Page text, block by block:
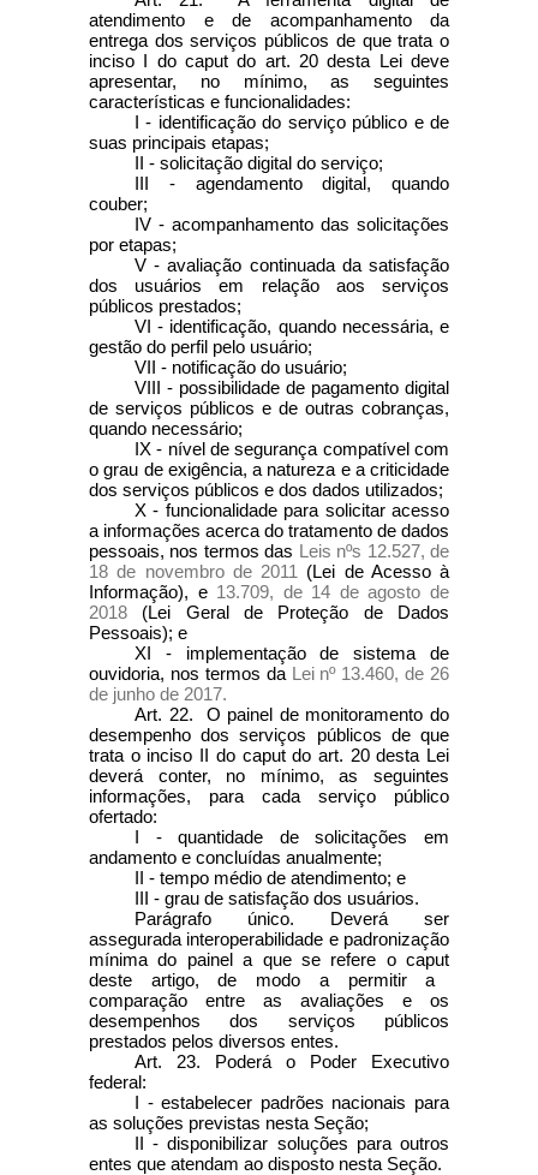
atendimento e de acompanhamento da
entrega dos serviços públicos de que trata o
inciso I do caput do art. 20 desta Lei deve
apresentar, no mínimo, as seguintes
características e funcionalidades:
I - identificação do serviço público e de
suas principais etapas;
II - solicitação digital do serviço;
III - agendamento digital, quando
couber;
IV - acompanhamento das solicitações
por etapas;
V - avaliação continuada da satisfação
dos usuários em relação aos serviços
públicos prestados;
VI - identificação, quando necessária, e
gestão do perfil pelo usuário;
VII - notificação do usuário;
VIII - possibilidade de pagamento digital
de serviços públicos e de outras cobranças,
quando necessário;
IX - nível de segurança compatível com
o grau de exigência, a natureza e a criticidade
dos serviços públicos e dos dados utilizados;
X - funcionalidade para solicitar acesso
a informações acerca do tratamento de dados
pessoais, nos termos das Leis nºs 12.527, de
18 de novembro de 2011 (Lei de Acesso à
Informação), e 13.709, de 14 de agosto de
2018 (Lei Geral de Proteção de Dados
Pessoais); e
XI - implementação de sistema de
ouvidoria, nos termos da Lei nº 13.460, de 26
de junho de 2017.
Art. 22. O painel de monitoramento do
desempenho dos serviços públicos de que
trata o inciso II do caputdo art. 20 desta Lei
deverá conter, no mínimo, as seguintes
informações, para cada serviço público
ofertado:
I - quantidade de solicitações em
andamento e concluídas anualmente;
II - tempo médio de atendimento; e
III - grau de satisfação dos usuários.
Parágrafo único. Deverá ser
assegurada interoperabilidade e padronização
mínima do painel a que se refere o caput
deste artigo, de modo a permitir a
comparação entre as avaliações e os
desempenhos dos serviços públicos
prestados pelos diversos entes.
Art. 23. Poderá o Poder Executivo
federal:
I - estabelecer padrões nacionais para
as soluções previstas nesta Seção;
II - disponibilizar soluções para outros
entes que atendam ao disposto nesta Seção.